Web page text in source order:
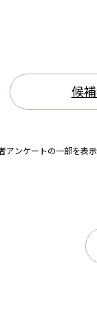
候
ンケートの一部を表示